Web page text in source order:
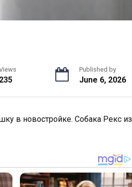
235
Published by
June 6, 2026
в новостройке. Собака Рекс из